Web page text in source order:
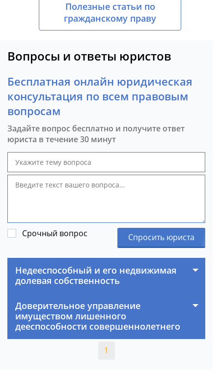
Полезные статьи по
гражданскому праву
Вопросы и ответы юристов
Бесплатная онлайн юридическая
консультация по всем правовым
вопросам
Задайте вопрос бесплатно и получите ответ
юриста в течение 30 минут
Срочный вопрос Спросить юриста
Недееспособный и его недвижимая
долевая собственность
Доверительное управление
имуществом лишенного
дееспособности совершеннолетнего
1